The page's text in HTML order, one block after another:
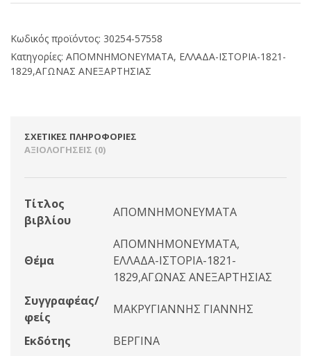
Κωδικός προϊόντος: 30254-57558
Κατηγορίες: ΑΠΟΜΝΗΜΟΝΕΥΜΑΤΑ, ΕΛΛΑΔΑ-ΙΣΤΟΡΙΑ-1821-
1829,ΑΓΩΝΑΣ ΑΝΕΞΑΡΤΗΣΙΑΣ
ΣΧΕΤΙΚΈΣ ΠΛΗΡΟΦΟΡΊΕΣ
ΑΞΙΟΛΟΓΉΣΕΙΣ (0)
Τίτλος
βιβλίου
ΑΠΟΜΝΗΜΟΝΕΥΜΑΤΑ
Θέμα
ΑΠΟΜΝΗΜΟΝΕΥΜΑΤΑ,
ΕΛΛΑΔΑ-ΙΣΤΟΡΙΑ-1821-
1829,ΑΓΩΝΑΣ ΑΝΕΞΑΡΤΗΣΙΑΣ
Συγγραφέας/
φείς
ΜΑΚΡΥΓΙΑΝΝΗΣ ΓΙΑΝΝΗΣ
Εκδότης
ΒΕΡΓΙΝΑ